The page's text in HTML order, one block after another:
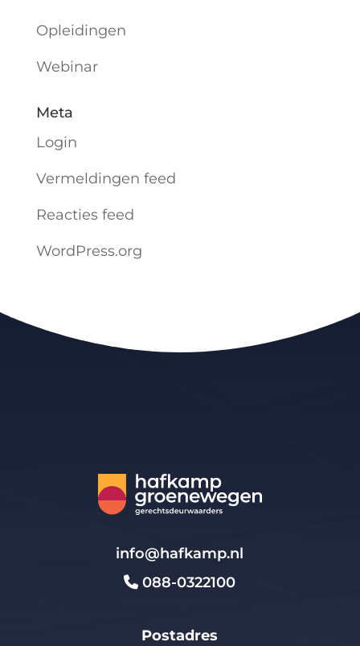
Opleidingen
Webinar
Meta
Login
Vermeldingen feed
Reacties feed
WordPress.org
info@hafkamp.nl
088-0322100
Postadres